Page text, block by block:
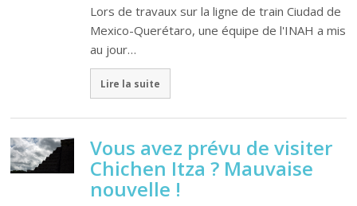
Lors de travaux sur la ligne de train Ciudad de
Mexico-Querétaro, une équipe de l'INAH a mis
au jour…
Lire la suite
Vous avez prévu de visiter
Chichen Itza ? Mauvaise
nouvelle !